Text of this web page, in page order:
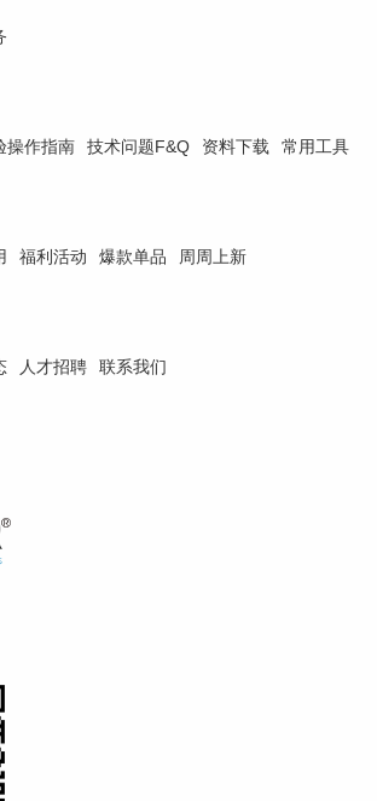
操作指南 技术问题F&Q 资料下载 常用工具
福利活动 爆款单品 周周上新
人才招聘 联系我们